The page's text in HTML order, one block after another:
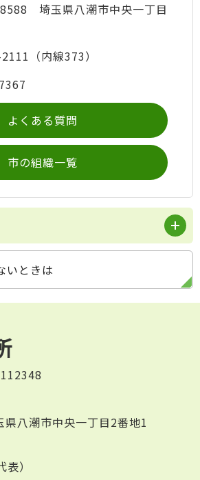
埼玉県八潮市中央一丁目
（内線373）
よくある質問
市の組織一覧
いときは
八潮市中央一丁目2番地1
）